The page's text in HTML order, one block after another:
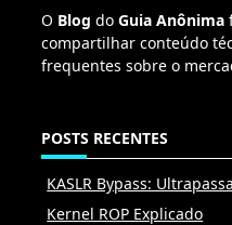
O Blog do Guia Anônima
compartilhar conteúdo
frequentes sobre o
POSTS RECENTES
KASLR Bypass:
Kernel ROP Explicado